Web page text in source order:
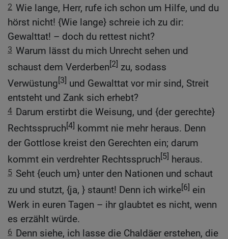
2 Wie lange, Herr, rufe ich schon um Hilfe, und du
hörst nicht! {Wie lange} schreie ich zu dir:
Gewalttat! – doch du rettest nicht?
3 Warum lässt du mich Unrecht sehen und
schaust dem Verderben[2] zu, sodass
Verwüstung[3] und Gewalttat vor mir sind, Streit
entsteht und Zank sich erhebt?
4 Darum erstirbt die Weisung, und {der gerechte}
Rechtsspruch[4] kommt nie mehr heraus. Denn
der Gottlose kreist den Gerechten ein; darum
kommt ein verdrehter Rechtsspruch[5] heraus.
5 Seht {euch um} unter den Nationen und schaut
zu und stutzt, {ja, } staunt! Denn ich wirke[6] ein
Werk in euren Tagen – ihr glaubtet es nicht, wenn
es erzählt würde.
6 Denn siehe, ich lasse die Chaldäer erstehen, die